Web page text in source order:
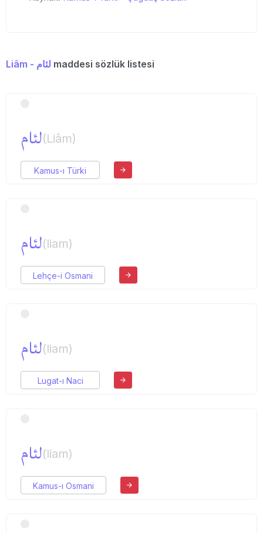
Liâm - لئام maddesi sözlük listesi
لئام(Liâm)
Kamus-ı Türki
لئام(liam)
Lehçe-i Osmani
لئام(liam)
Lugat-ı Naci
لئام(liam)
Kamus-ı Osmani